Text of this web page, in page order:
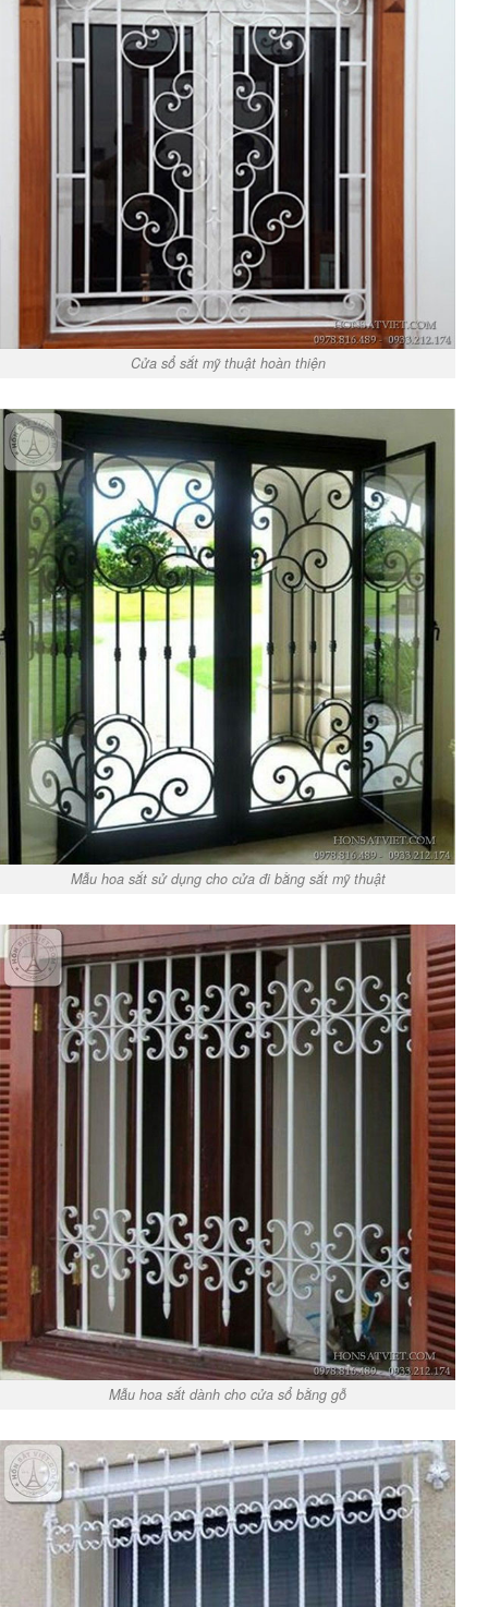
Cửa sổ sắt mỹ thuật hoàn thiện
Mẫu hoa sắt sử dụng cho cửa đi bằng sắt mỹ thuật
Mẫu hoa sắt dành cho cửa sổ bằng gỗ